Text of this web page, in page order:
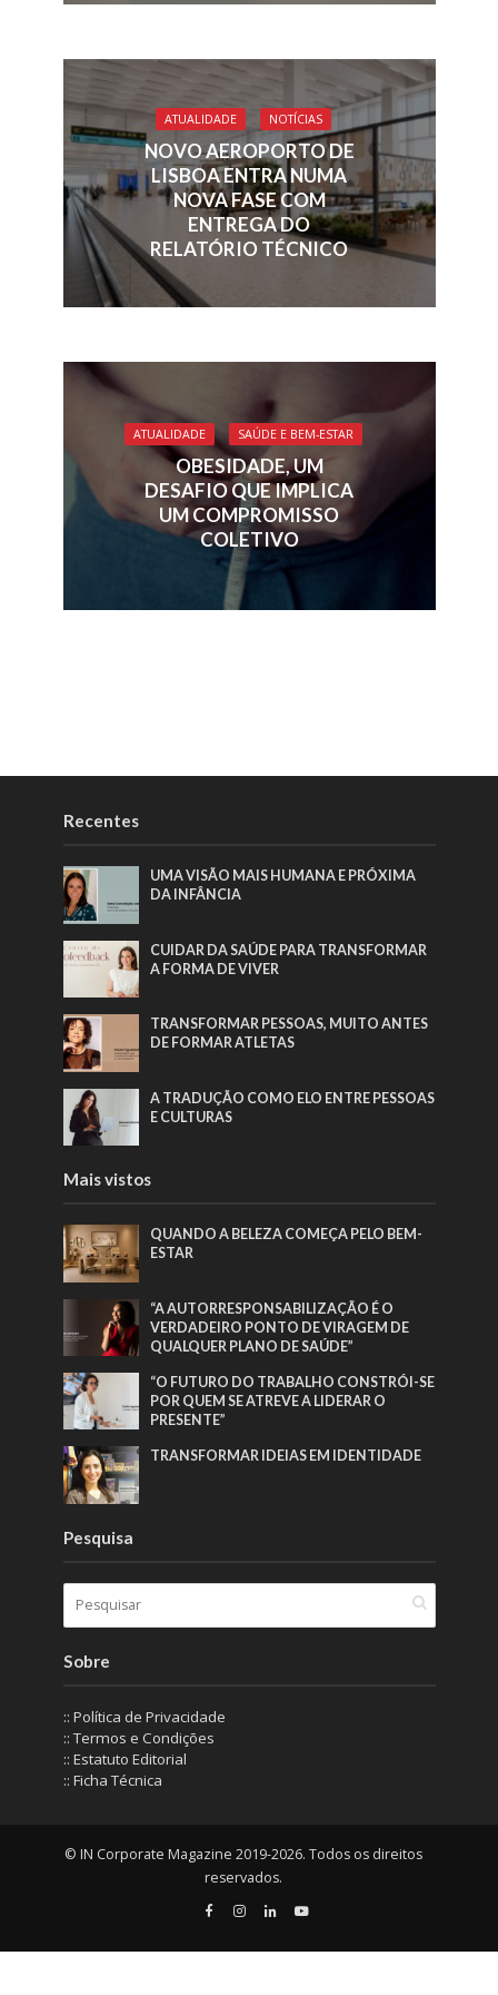
ATUALIDADE NOTÍCIAS
NOVO AEROPORTO DE
LISBOA ENTRA NUMA
NOVA FASE COM
ENTREGA DO
RELATÓRIO TÉCNICO
ATUALIDADE SAÚDE E BEM-ESTAR
OBESIDADE, UM
DESAFIO QUE IMPLICA
UM COMPROMISSO
COLETIVO
Recentes
UMA VISÃO MAIS HUMANA E PRÓXIMA
DA INFÂNCIA
CUIDAR DA SAÚDE PARA TRANSFORMAR
A FORMA DE VIVER
TRANSFORMAR PESSOAS, MUITO ANTES
DE FORMAR ATLETAS
A TRADUÇÃO COMO ELO ENTRE PESSOAS
E CULTURAS
Mais vistos
QUANDO A BELEZA COMEÇA PELO BEM-
ESTAR
“A AUTORRESPONSABILIZAÇÃO É O
VERDADEIRO PONTO DE VIRAGEM DE
QUALQUER PLANO DE SAÚDE”
“O FUTURO DO TRABALHO CONSTRÓI-SE
POR QUEM SE ATREVE A LIDERAR O
PRESENTE”
TRANSFORMAR IDEIAS EM IDENTIDADE
Pesquisa
Sobre
:: Política de Privacidade
:: Termos e Condições
:: Estatuto Editorial
:: Ficha Técnica
© IN Corporate Magazine 2019-2026. Todos os direitos
reservados.